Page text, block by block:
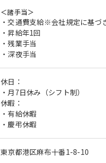
＜諸手当＞
・交通費支給※会社規定に基づ
・昇給年1回
・残業手当
・深夜手当
休日：
・月7日休み（シフト制）
休暇：
・有給休暇
・慶弔休暇
東京都港区麻布十番1-8-10